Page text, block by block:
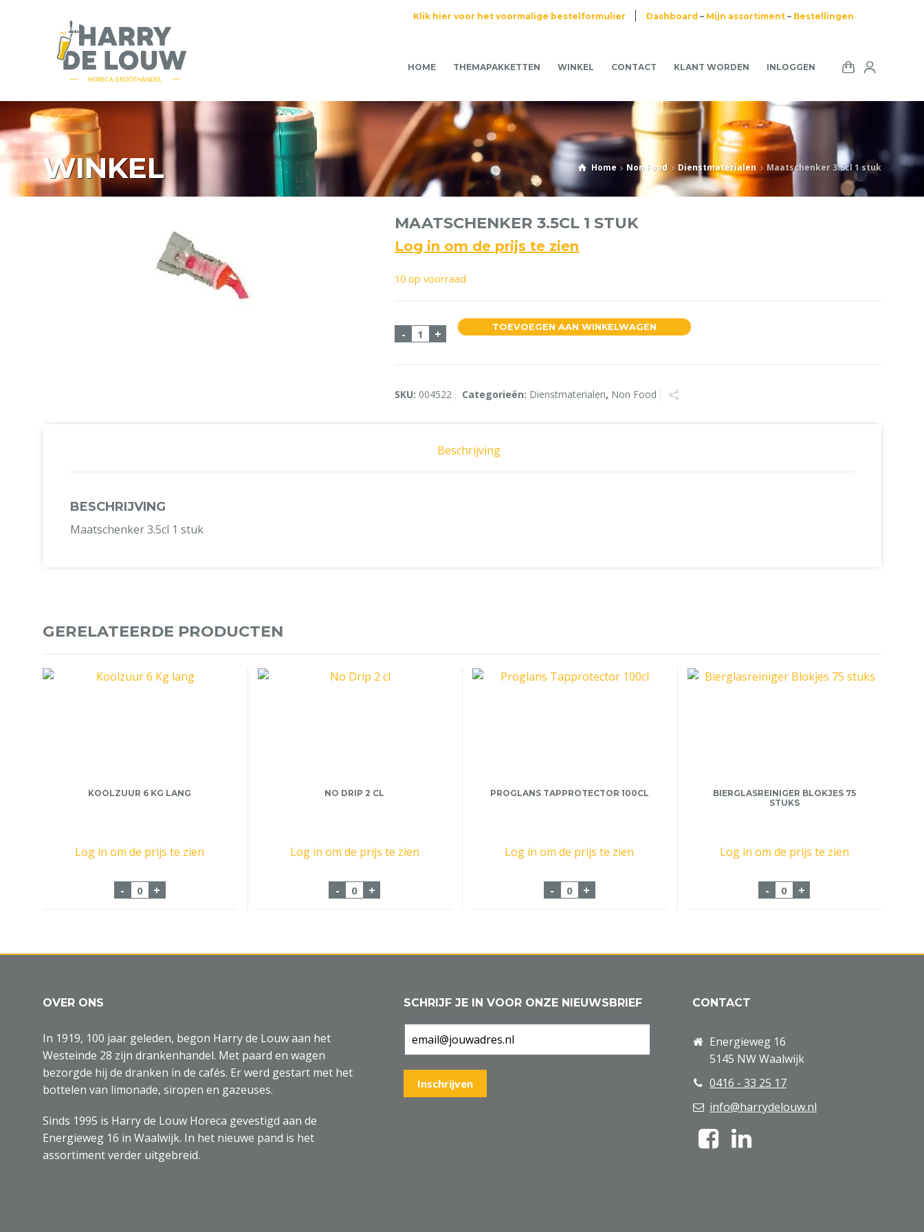
Klik hier voor het voormalige bestelformulier Dashboard – Mijn assortiment – Bestellingen
HOME THEMAPAKKETTEN WINKEL CONTACT KLANT WORDEN INLOGGEN
WINKEL Home Non Food Dienstmaterialen Maatschenker 3.5cl 1 stuk
MAATSCHENKER 3.5CL 1 STUK
Log in om de prijs te zien
10 op voorraad
- Maatschenker 3.5cl 1 stuk aantal
+ TOEVOEGEN AAN WINKELWAGEN
SKU: 004522 Categorieën: Dienstmaterialen, Non Food
Beschrijving
BESCHRIJVING
Maatschenker 3.5cl 1 stuk
GERELATEERDE PRODUCTEN
KOOLZUUR 6 KG LANG
Log in om de prijs te zien
- Koolzuur 6 Kg lang aantal
+
NO DRIP 2 CL
Log in om de prijs te zien
- No Drip 2 cl aantal
+
PROGLANS TAPPROTECTOR 100CL
Log in om de prijs te zien
- Proglans Tapprotector 100cl aantal
+
BIERGLASREINIGER BLOKJES 75
STUKS
Log in om de prijs te zien
- Bierglasreiniger Blokjes
+
OVER ONS
In 1919, 100 jaar geleden, begon Harry de Louw aan het
Westeinde 28 zijn drankenhandel. Met paard en wagen
bezorgde hij de dranken in de cafés. Er werd gestart met het
bottelen van limonade, siropen en gazeuses.
Sinds 1995 is Harry de Louw Horeca gevestigd aan de
Energieweg 16 in Waalwijk. In het nieuwe pand is het
assortiment verder uitgebreid.
SCHRIJF JE IN VOOR ONZE NIEUWSBRIEF CONTACT
Energieweg 16
5145 NW Waalwijk
0416 - 33 25 17
info@harrydelouw.nl